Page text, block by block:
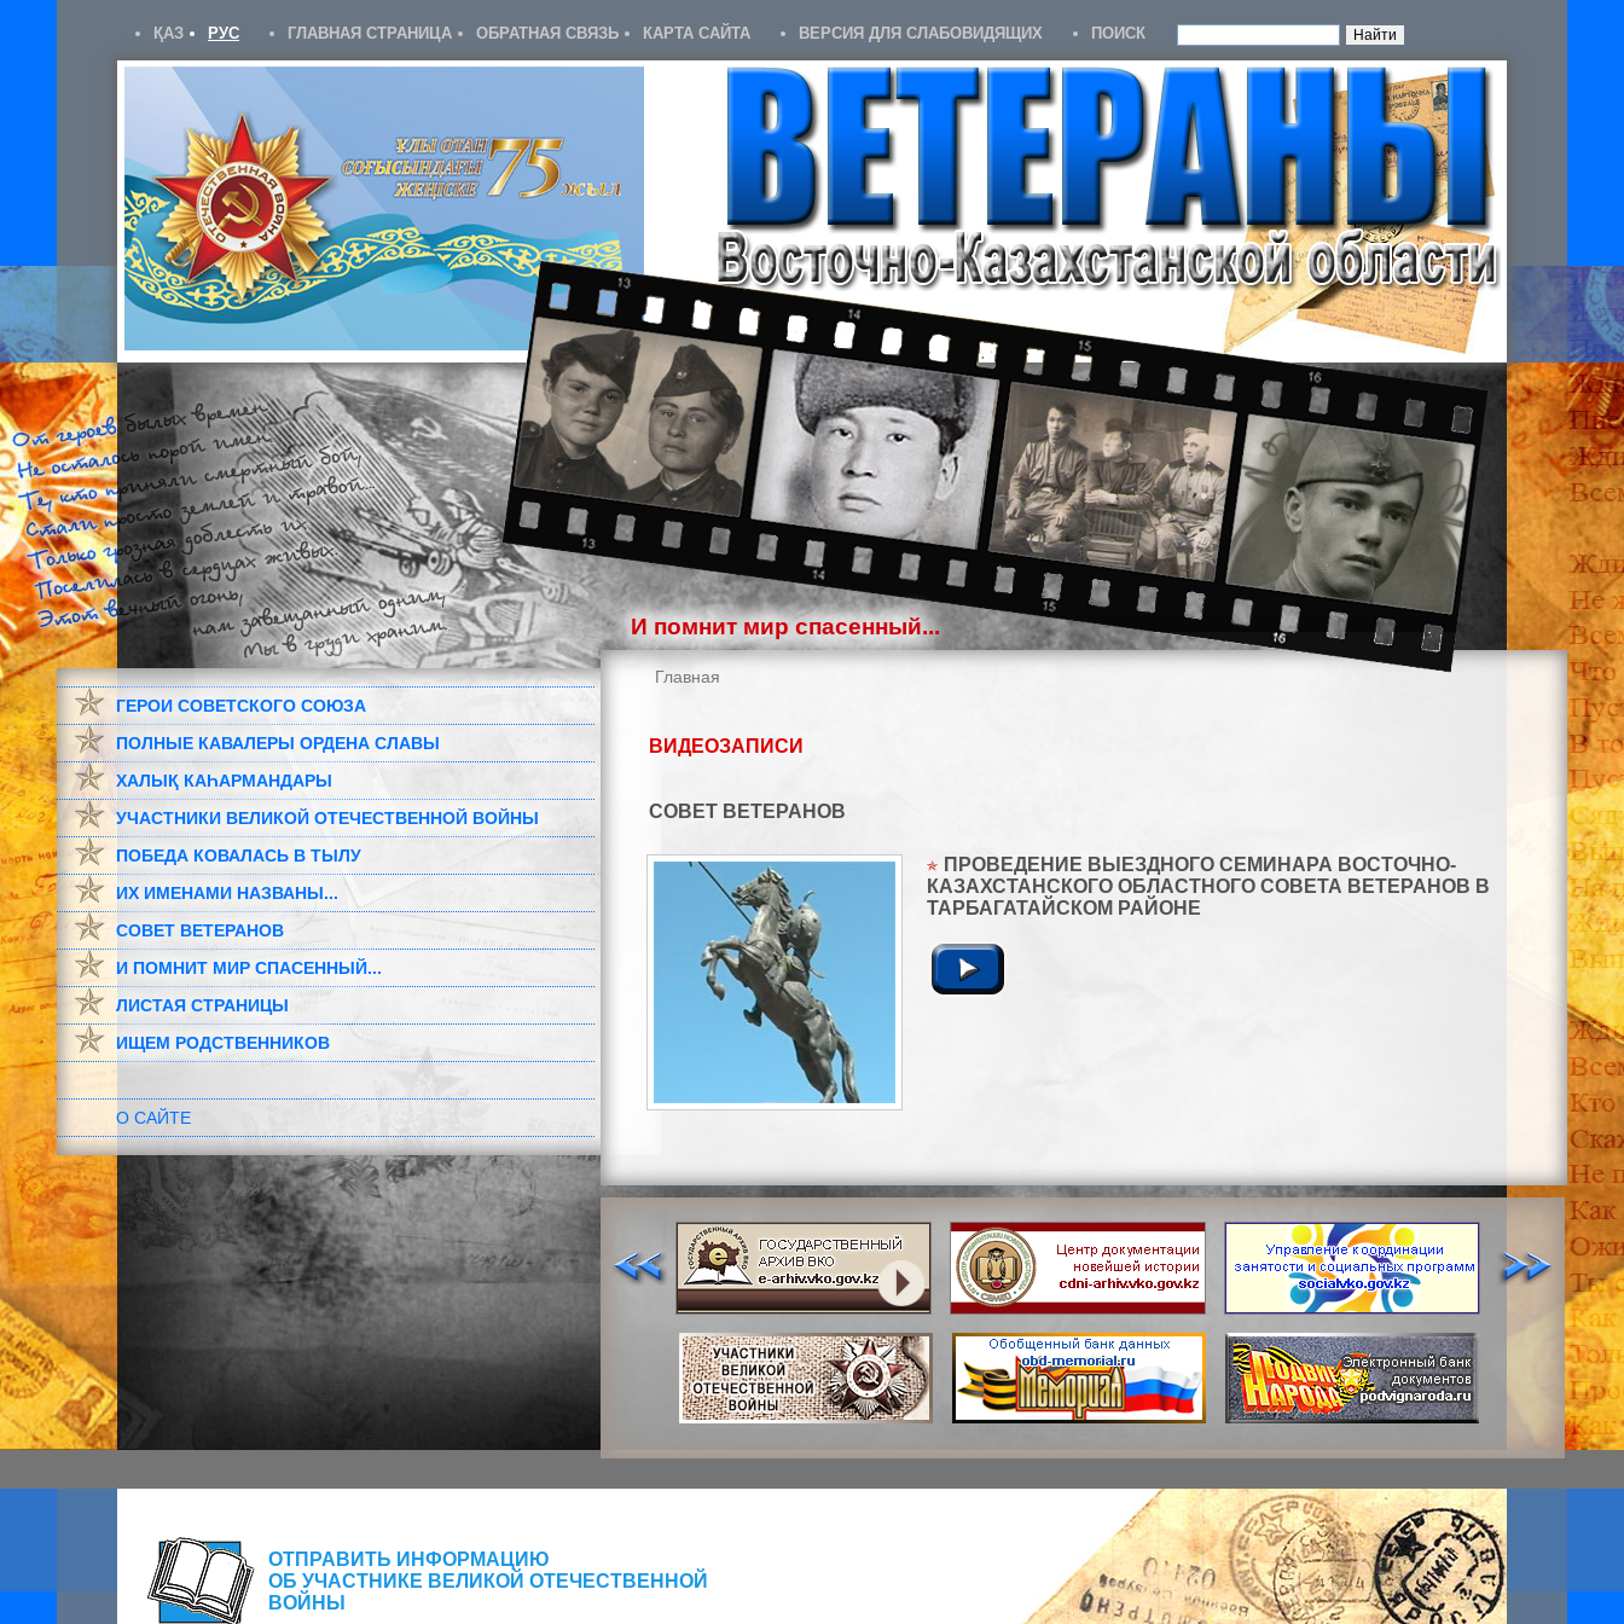
ҚАЗ РУС ГЛАВНАЯ СТРАНИЦА ОБРАТНАЯ СВЯЗЬ КАРТА САЙТА ВЕРСИЯ ДЛЯ СЛАБОВИДЯЩИХ ПОИСК
И помнит мир спасенный...
ГЕРОИ СОВЕТСКОГО СОЮЗА
ПОЛНЫЕ КАВАЛЕРЫ ОРДЕНА СЛАВЫ
ХАЛЫҚ КАҺАРМАНДАРЫ
УЧАСТНИКИ ВЕЛИКОЙ ОТЕЧЕСТВЕННОЙ ВОЙНЫ
ПОБЕДА КОВАЛАСЬ В ТЫЛУ
ИХ ИМЕНАМИ НАЗВАНЫ...
СОВЕТ ВЕТЕРАНОВ
И ПОМНИТ МИР СПАСЕННЫЙ...
ЛИСТАЯ СТРАНИЦЫ
ИЩЕМ РОДСТВЕННИКОВ
О САЙТЕ
Главная
ВИДЕОЗАПИСИ
СОВЕТ ВЕТЕРАНОВ
ПРОВЕДЕНИЕ ВЫЕЗДНОГО СЕМИНАРА ВОСТОЧНО-
КАЗАХСТАНСКОГО ОБЛАСТНОГО СОВЕТА ВЕТЕРАНОВ В
ТАРБАГАТАЙСКОМ РАЙОНЕ
ОТПРАВИТЬ ИНФОРМАЦИЮ
ОБ УЧАСТНИКЕ ВЕЛИКОЙ ОТЕЧЕСТВЕННОЙ
ВОЙНЫ